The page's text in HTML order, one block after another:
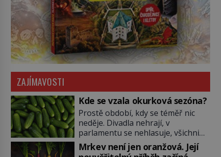
ZAJÍMAVOSTI
Kde se vzala okurková sezóna?
Prostě období, kdy se téměř nic
neděje. Divadla nehrají, v
parlamentu se nehlasuje, všichni
jsou na dovolené a média tak
nemají o čem mluvit a psát. A
Mrkev není jen oranžová. Její